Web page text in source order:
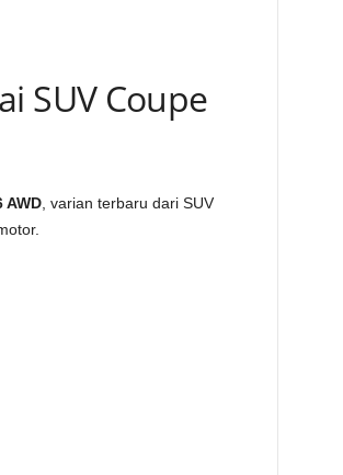
SUV Coupe
AWD, varian terbaru dari SUV